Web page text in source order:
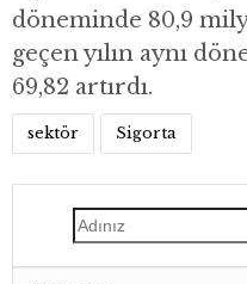
döneminde 80,9
geçen yılın aynı
69,82 artırdı.
sektör Sigorta